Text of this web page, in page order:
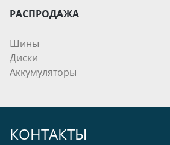
РАСПРОДАЖА
Шины
Диски
Аккумуляторы
КОНТАКТЫ